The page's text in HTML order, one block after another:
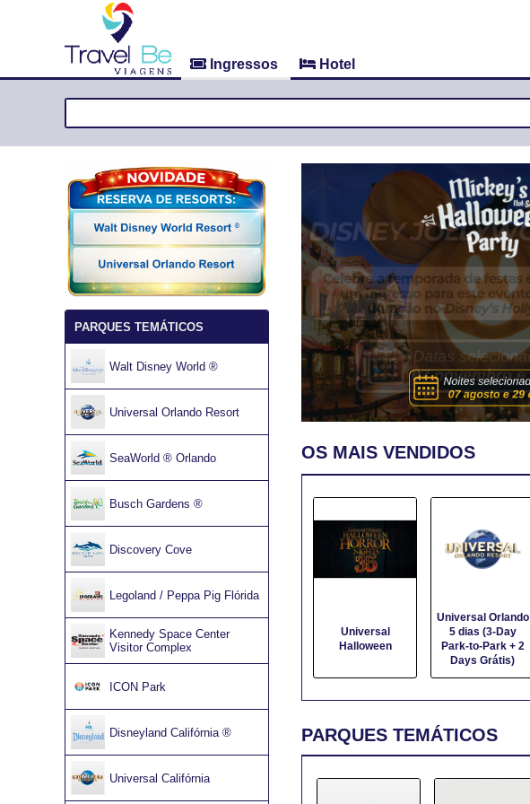
Ingressos Hotel
PARQUES TEMÁTICOS
Walt Disney World ®
Universal Orlando Resort
SeaWorld ® Orlando
Busch Gardens ®
Discovery Cove
Legoland / Peppa Pig Flórida
Kennedy Space Center
Visitor Complex
ICON Park
Disneyland Califórnia ®
Universal Califórnia
OS MAIS VENDIDOS
5 dias (3-Day
Park-to-Park + 2
Promoção 2 dias 2
parques (Epcot e
Disney’s Animal
Kingdom Theme
Park)
PARQUES TEMÁTICOS